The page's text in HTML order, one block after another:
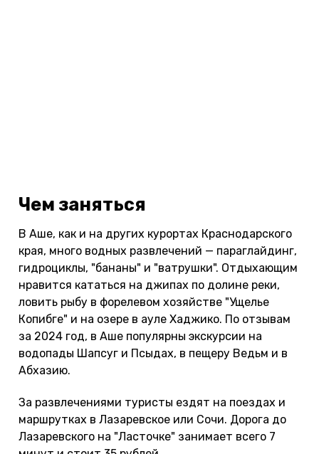
Чем заняться
В Аше, как и на других курортах Краснодарского
края, много водных развлечений — параглайдинг,
гидроциклы, "бананы" и "ватрушки". Отдыхающим
нравится кататься на джипах по долине реки,
ловить рыбу в форелевом хозяйстве "Ущелье
Копибге" и на озере в ауле Хаджико. По отзывам
за 2024 год, в Аше популярны экскурсии на
водопады Шапсуг и Псыдах, в пещеру Ведьм и в
Абхазию.
За развлечениями туристы ездят на поездах и
маршрутках в Лазаревское или Сочи. Дорога до
Лазаревского на "Ласточке" занимает всего 7